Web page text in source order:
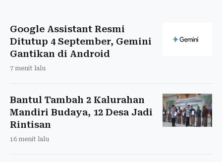
Google Assistant Resmi
Ditutup 4 September, Gemini
Gantikan di Android
7 menit lalu
Bantul Tambah 2 Kalurahan
Mandiri Budaya, 12 Desa Jadi
Rintisan
16 menit lalu